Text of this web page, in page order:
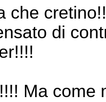
che
di
Ma come